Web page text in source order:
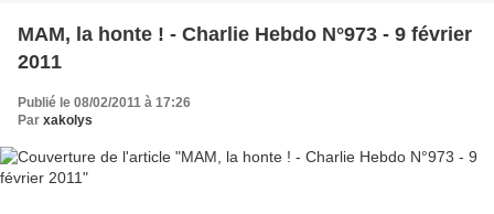
MAM, la honte ! - Charlie Hebdo N°973 - 9 février
2011
Publié le 08/02/2011 à 17:26
Par xakolys